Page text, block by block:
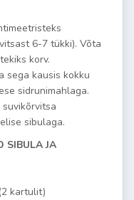
6-7 tükki). Võta
korv.
sega kausis kokku
sidrunimahlaga.
sibulaga.
SIBULA JA
kartulit)